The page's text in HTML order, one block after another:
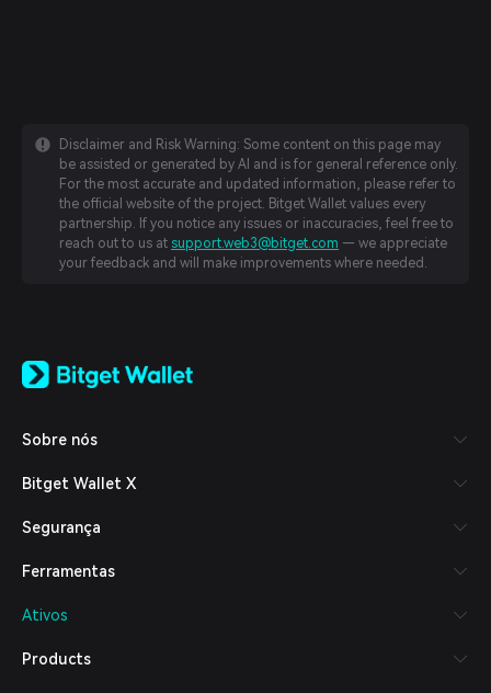
Disclaimer and Risk Warning: Some content on this page may
be assisted or generated by AI and is for general reference only.
For the most accurate and updated information, please refer to
the official website of the project. Bitget Wallet values every
partnership. If you notice any issues or inaccuracies, feel free to
reach out to us at support.web3@bitget.com — we appreciate
your feedback and will make improvements where needed.
日本語
Español (Latinoamérica)
Italiano
Deutsch
繁體中文
Bahasa Indonesia
Sobre nós
Bitget Wallet X
Segurança
Ferramentas
Ativos
Products